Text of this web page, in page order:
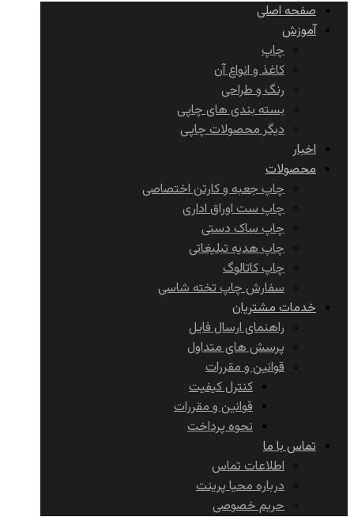
صفحه اصلی
آموزش
چاپ
کاغذ و انواع آن
رنگ و طراحی
بسته بندی های چاپی
دیگر محصولات چاپی
اخبار
محصولات
چاپ جعبه و کارتن اختصاصی
چاپ ست اوراق اداری
چاپ ساک دستی
چاپ هدیه تبلیغاتی
چاپ کاتالوگ
سفارش چاپ تخته شاسی
خدمات مشتریان
راهنمای ارسال فایل
پرسش های متداول
قوانین و مقررات
کنترل کیفیت
قوانین و مقررات
نحوه پرداخت
تماس با ما
اطلاعات تماس
درباره محیا پرینت
حریم خصوصی